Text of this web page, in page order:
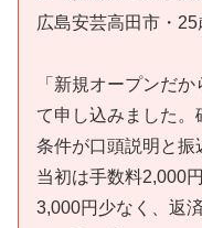
広島安芸高田市・
「新規オープンだ
て申し込みました。
条件が口頭説明と振
当初は手数料2,000
3,000円少なく、返